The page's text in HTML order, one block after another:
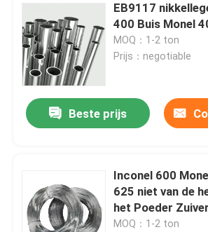
Huis
Ongeveer ons
EB9117
400 Buis Monel
MOQ：1-2 ton
Prijs：negotiable
Beste prijs
Inconel 600
625 niet van de
het Poeder
de Pijpdraad van
MOQ：1-2 ton